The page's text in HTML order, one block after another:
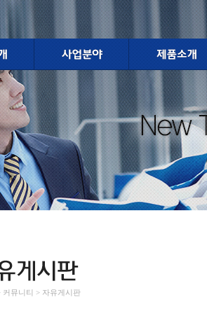
커뮤니티 > 자유게시판